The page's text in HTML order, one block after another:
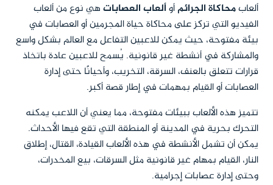
ألعابمحاكاة الجرائمأوألعاب العصاباتهي نوع من ألعاب
الفيديو التي تركز على محاكاة حياة المجرمين أو العصابات في
بيئة مفتوحة، حيث يمكن للاعبين التفاعل مع العالم بشكل واسع
والمشاركة في أنشطة غير قانونية. يُسمح للاعبين عادة باتخاذ
قرارات تتعلق بالعنف، السرقة، التخريب، وأحيانًا حتى إدارة
العصابات أو القيام بمهمات في إطار قصة أكبر.
تتميز هذه الألعاب ببيئات مفتوحة، مما يعني أن اللاعب يمكنه
التحرك بحرية في المدينة أو المنطقة التي تقع فيها الأحداث.
يمكن أن تشمل الأنشطة في هذه الألعاب القيادة، القتال، إطلاق
النار، القيام بمهام غير قانونية مثل السرقات، بيع المخدرات،
وحتى إدارة عصابات إجرامية.